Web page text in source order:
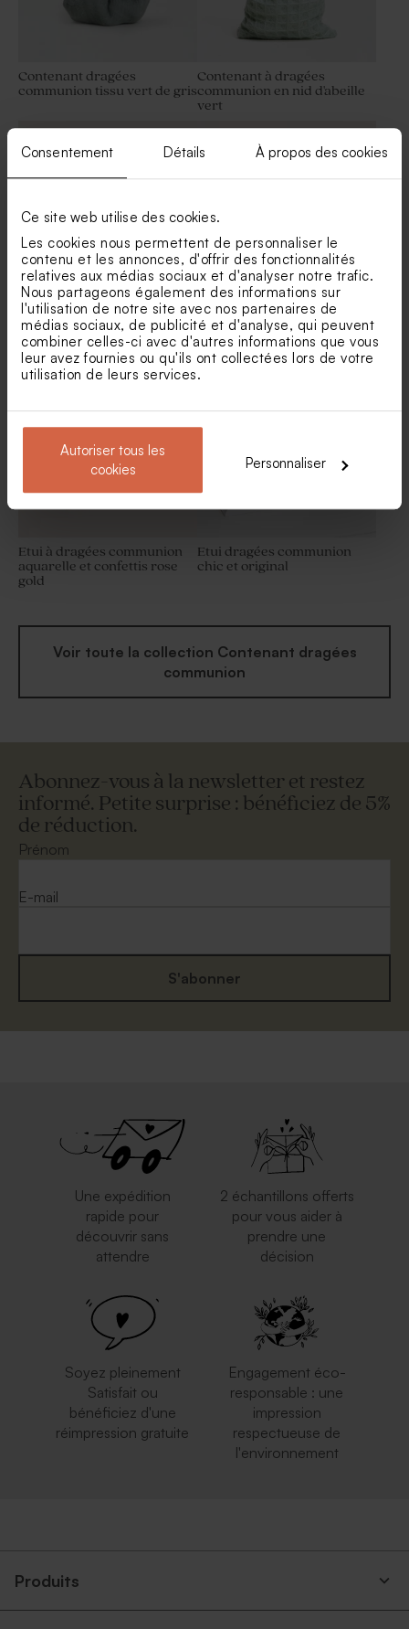
Consentement Détails À propos des cookies
Ce site web utilise des cookies.
Les cookies nous permettent de personnaliser le
contenu et les annonces, d'offrir des fonctionnalités
relatives aux médias sociaux et d'analyser notre trafic.
Nous partageons également des informations sur
l'utilisation de notre site avec nos partenaires de
médias sociaux, de publicité et d'analyse, qui peuvent
combiner celles-ci avec d'autres informations que vous
leur avez fournies ou qu'ils ont collectées lors de votre
utilisation de leurs services.
Autoriser tous les
cookies
Personnaliser
Tube de savon en paillette -
Savon artisanal communion
senteur Thé Chaï
Contenant dragées
communion tissu vert de gris
Contenant à dragées
communion en nid d'abeille
vert
Boîte en velours communion
verte noeud papillon
gravure
Étui à dragées communion
eucalyptus et prénom doré
Etui à dragées communion
aquarelle et confettis rose
gold
Etui dragées communion
chic et original
Voir toute la collection Contenant dragées
communion
Abonnez-vous à la newsletter et restez
informé. Petite surprise : bénéficiez de 5%
de réduction.
Prénom
E-mail
S'abonner
Une expédition
rapide pour
découvrir sans
attendre
2 échantillons offerts
pour vous aider à
prendre une
décision
Soyez pleinement
Satisfait ou
bénéficiez d'une
réimpression gratuite
Engagement éco-
responsable : une
impression
respectueuse de
l'environnement
Produits